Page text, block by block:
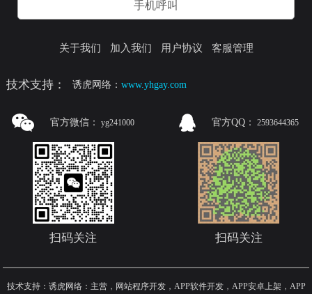
手机呼叫
关于我们 加入我们 用户协议 客服管理
技术支持： 诱虎网络：www.yhgay.com
官方微信： yg241000
扫码关注
官方QQ： 2593644365
扫码关注
技术支持：诱虎网络：主营，网站程序开发，APP软件开发，APP安卓上架，APP